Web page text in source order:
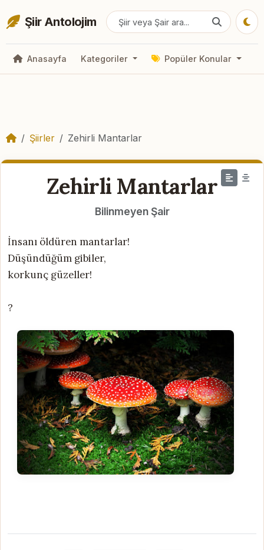
Şiir Antolojim
Anasayfa Kategoriler Popüler Konular
Şiirler Zehirli Mantarlar
Zehirli Mantarlar
Bilinmeyen Şair
İnsanı öldüren mantarlar!
Düşündüğüm gibiler,
korkunç güzeller!
?